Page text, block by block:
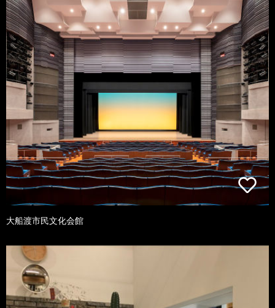
大船渡市民文化会館